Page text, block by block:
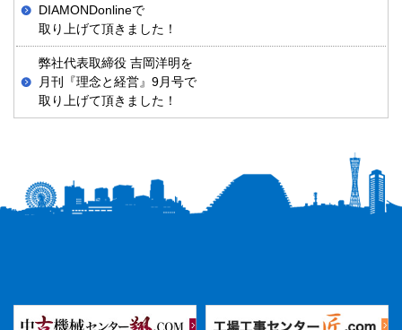
DIAMONDonlineで
取り上げて頂きました！
弊社代表取締役 吉岡洋明を
月刊『理念と経営』9月号で
取り上げて頂きました！